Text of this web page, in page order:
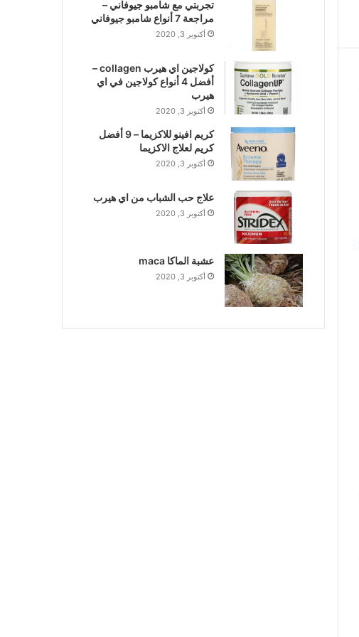
تجربتي مع شامبو جيوفاني –
مراجعة 7 أنواع شامبو جيوفاني
أكتوبر 3, 2020
كولاجين اي هيرب collagen –
أفضل 4 أنواع كولاجين في اي
هيرب
أكتوبر 3, 2020
كريم افينو للاكزيما – 9 أفضل
كريم لعلاج الاكزيما
أكتوبر 3, 2020
علاج حب الشباب من اي هيرب
أكتوبر 3, 2020
عشبة الماكا maca
أكتوبر 3, 2020